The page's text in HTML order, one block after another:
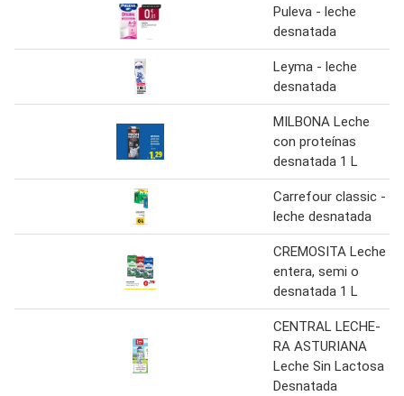
Puleva - leche
desnatada
Leyma - leche
desnatada
MILBONA Leche
con proteínas
desnatada 1 L
Carrefour classic -
leche desnatada
CREMOSITA Leche
entera, semi o
desnatada 1 L
CENTRAL LECHE-
RA ASTURIANA
Leche Sin Lactosa
Desnatada